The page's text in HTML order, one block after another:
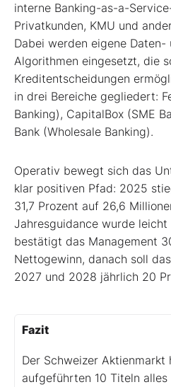
interne Banking-as-a-
Privatkunden, KMU und
Dabei werden eigene
Algorithmen eingesetzt, die
Kreditentscheidungen
in drei Bereiche gegliedert:
Banking), CapitalBox (SME
Bank (Wholesale Banking).
Operativ bewegt sich das
klar positiven Pfad: 2025
31,7 Prozent auf 26,6
Jahresguidance wurde
bestätigt das Management
Nettogewinn, danach soll
2027 und 2028 jährlich 20
Fazit
Der Schweizer
aufgeführten 10 Titeln